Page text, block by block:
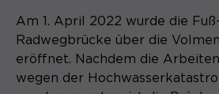
Am 1. April 2022 wurde die
Radwegbrücke über die
eröffnet. Nachdem die Arbeiten
wegen der